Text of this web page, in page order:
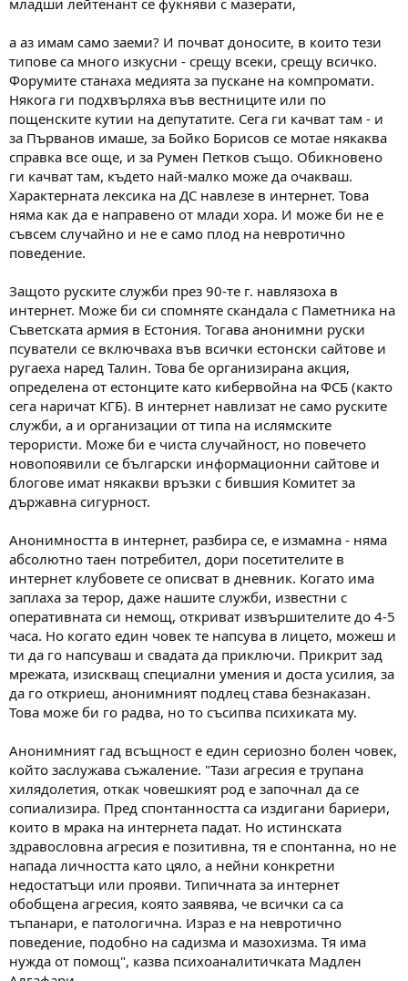
а аз имам само заеми? И почват доносите, в които тези
типове са много изкусни - срещу всеки, срещу всичко.
Форумите станаха медията за пускане на компромати.
Някога ги подхвърляха във вестниците или по
пощенските кутии на депутатите. Сега ги качват там - и
за Първанов имаше, за Бойко Борисов се мотае някаква
справка все още, и за Румен Петков също. Обикновено
ги качват там, където най-малко може да очакваш.
Характерната лексика на ДС навлезе в интернет. Това
няма как да е направено от млади хора. И може би не е
съвсем случайно и не е само плод на невротично
поведение.
Защото руските служби през 90-те г. навлязоха в
интернет. Може би си спомняте скандала с Паметника на
Съветската армия в Естония. Тогава анонимни руски
псуватели се включваха във всички естонски сайтове и
ругаеха наред Талин. Това бе организирана акция,
определена от естонците като кибервойна на ФСБ (както
сега наричат КГБ). В интернет навлизат не само руските
служби, а и организации от типа на ислямските
терористи. Може би е чиста случайност, но повечето
новопоявили се български информационни сайтове и
блогове имат някакви връзки с бившия Комитет за
държавна сигурност.
Анонимността в интернет, разбира се, е измамна - няма
абсолютно таен потребител, дори посетителите в
интернет клубовете се описват в дневник. Когато има
заплаха за терор, даже нашите служби, известни с
оперативната си немощ, откриват извършителите до 4-5
часа. Но когато един човек те напсува в лицето, можеш и
ти да го напсуваш и свадата да приключи. Прикрит зад
мрежата, изискващ специални умения и доста усилия, за
да го откриеш, анонимният подлец става безнаказан.
Това може би го радва, но то съсипва психиката му.
Анонимният гад всъщност е един сериозно болен човек,
който заслужава съжаление. "Тази агресия е трупана
хилядолетия, откак човешкият род е започнал да се
сопиализира. Пред спонтанността са издигани бариери,
които в мрака на интернета падат. Но истинската
здравословна агресия е позитивна, тя е спонтанна, но не
напада личността като цяло, а нейни конкретни
недостатъци или прояви. Типичната за интернет
обобщена агресия, която заявява, че всички са са
тъпанари, е патологична. Израз е на невротично
поведение, подобно на садизма и мазохизма. Тя има
нужда от помощ", казва психоаналитичката Мадлен